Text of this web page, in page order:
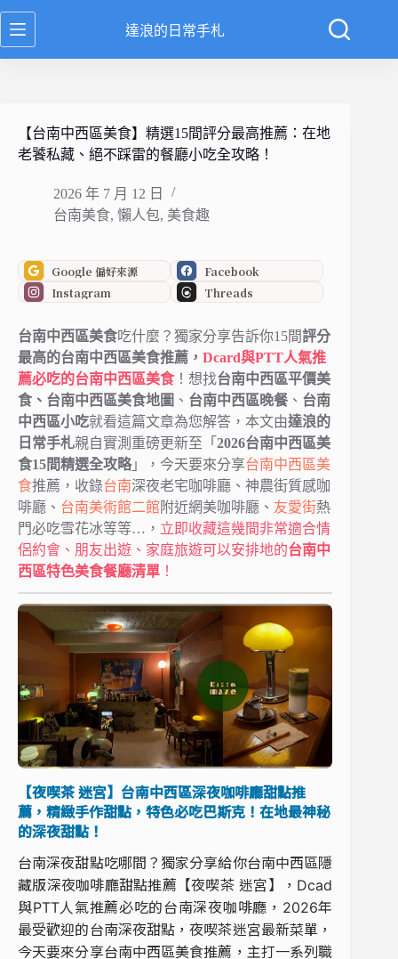
跳
至
達浪的日常手札
【台南中西區美食】精選15間評分最高推薦：在地
老饕私藏、絕不踩雷的餐廳小吃全攻略！
2026 年 7 月 12 日
台南美食, 懶人包, 美食趣
Google 偏好來源
Facebook
Instagram
Threads
台南中西區美食吃什麼？獨家分享告訴你15間評分
最高的台南中西區美食推薦， Dcard與PTT人氣推
薦必吃的台南中西區美食！想找台南中西區平價美
食、台南中西區美食地圖 、 台南中西區晚餐 、 台南
中西區小吃就看這篇文章為您解答，本文由達浪的
日常手札親自實測重磅更新至「 2026台南中西區美
食15間精選全攻略」，今天要來分享台南中西區美
食推薦，收錄台南深夜老宅咖啡廳、神農街質感咖
啡廳、 台南美術館二館 附近網美咖啡廳、 友愛街熱
門必吃雪花冰等等…， 立即收藏這幾間非常適合情
侶約會、朋友出遊、家庭旅遊可以安排地的台南中
西區特色美食餐廳清單 ！
【夜喫茶 迷宮】台南中西區深夜咖啡廳甜點推
薦，精緻手作甜點，特色必吃巴斯克！在地最神秘
的深夜甜點！
台南深夜甜點吃哪間？獨家分享給你台南中西區隱
藏版深夜咖啡廳甜點推薦【夜喫茶 迷宮】，Dcad
與PTT人氣推薦必吃的台南深夜咖啡廳，2026年
最受歡迎的台南深夜甜點，夜喫茶迷宮最新菜單，
今天要來分享台南中西區美食推薦，主打一系列職